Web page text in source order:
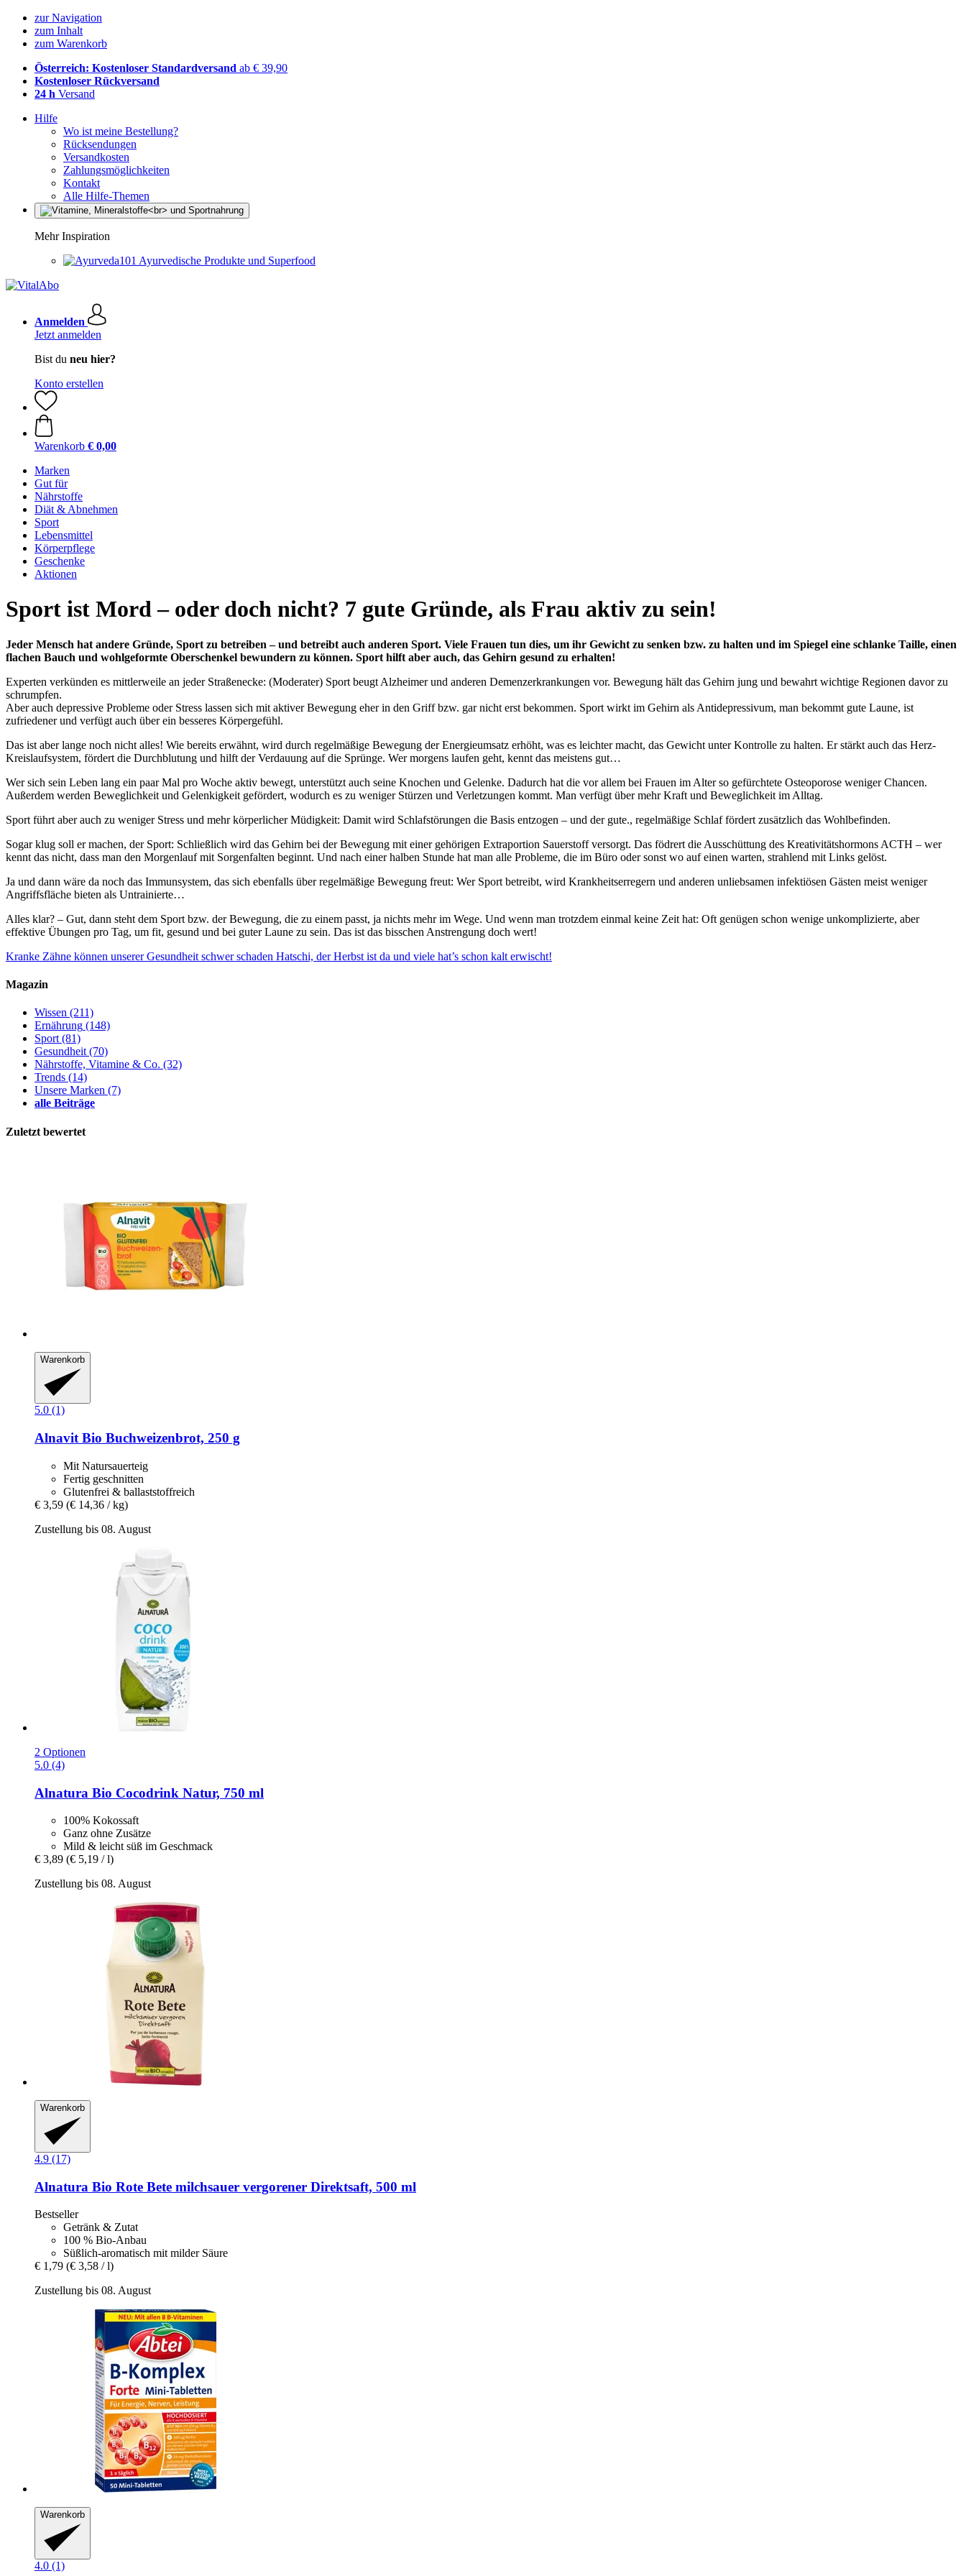
zur Navigation
zum Inhalt
zum Warenkorb
Österreich: Kostenloser Standardversand ab € 39,90
Kostenloser Rückversand
24 h Versand
Hilfe
Wo ist meine Bestellung?
Rücksendungen
Versandkosten
Zahlungsmöglichkeiten
Kontakt
Alle Hilfe-Themen
Mehr Inspiration
Ayurvedische Produkte und Superfood
Anmelden
Jetzt anmelden
Bist du neu hier?
Konto erstellen
Warenkorb € 0,00
Marken
Gut für
Nährstoffe
Diät & Abnehmen
Sport
Lebensmittel
Körperpflege
Geschenke
Aktionen
Sport ist Mord – oder doch nicht? 7 gute Gründe, als Frau aktiv zu sein!
Jeder Mensch hat andere Gründe, Sport zu betreiben – und betreibt auch anderen Sport. Viele Frauen tun dies, um ihr Gewicht zu senken bzw. zu halten und im Spiegel eine schlanke Taille, einen
flachen Bauch und wohlgeformte Oberschenkel bewundern zu können. Sport hilft aber auch, das Gehirn gesund zu erhalten!
Experten verkünden es mittlerweile an jeder Straßenecke: (Moderater) Sport beugt Alzheimer und anderen Demenzerkrankungen vor. Bewegung hält das Gehirn jung und bewahrt wichtige Regionen davor zu
schrumpfen.
Aber auch depressive Probleme oder Stress lassen sich mit aktiver Bewegung eher in den Griff bzw. gar nicht erst bekommen. Sport wirkt im Gehirn als Antidepressivum, man bekommt gute Laune, ist
zufriedener und verfügt auch über ein besseres Körpergefühl.
Das ist aber lange noch nicht alles! Wie bereits erwähnt, wird durch regelmäßige Bewegung der Energieumsatz erhöht, was es leichter macht, das Gewicht unter Kontrolle zu halten. Er stärkt auch das Herz-
Kreislaufsystem, fördert die Durchblutung und hilft der Verdauung auf die Sprünge. Wer morgens laufen geht, kennt das meistens gut…
Wer sich sein Leben lang ein paar Mal pro Woche aktiv bewegt, unterstützt auch seine Knochen und Gelenke. Dadurch hat die vor allem bei Frauen im Alter so gefürchtete Osteoporose weniger Chancen.
Außerdem werden Beweglichkeit und Gelenkigkeit gefördert, wodurch es zu weniger Stürzen und Verletzungen kommt. Man verfügt über mehr Kraft und Beweglichkeit im Alltag.
Sport führt aber auch zu weniger Stress und mehr körperlicher Müdigkeit: Damit wird Schlafstörungen die Basis entzogen – und der gute., regelmäßige Schlaf fördert zusätzlich das Wohlbefinden.
Sogar klug soll er machen, der Sport: Schließlich wird das Gehirn bei der Bewegung mit einer gehörigen Extraportion Sauerstoff versorgt. Das födrert die Ausschüttung des Kreativitätshormons ACTH – wer
kennt das nicht, dass man den Morgenlauf mit Sorgenfalten beginnt. Und nach einer halben Stunde hat man alle Probleme, die im Büro oder sonst wo auf einen warten, strahlend mit Links gelöst.
Ja und dann wäre da noch das Immunsystem, das sich ebenfalls über regelmäßige Bewegung freut: Wer Sport betreibt, wird Krankheitserregern und anderen unliebsamen infektiösen Gästen meist weniger
Angriffsfläche bieten als Untrainierte…
Alles klar? – Gut, dann steht dem Sport bzw. der Bewegung, die zu einem passt, ja nichts mehr im Wege. Und wenn man trotzdem einmal keine Zeit hat: Oft genügen schon wenige unkomplizierte, aber
effektive Übungen pro Tag, um fit, gesund und bei guter Laune zu sein. Das ist das bisschen Anstrengung doch wert!
Kranke Zähne können unserer Gesundheit schwer schaden Hatschi, der Herbst ist da und viele hat’s schon kalt erwischt!
Magazin
Wissen (211)
Ernährung (148)
Sport(81)
Gesundheit(70)
Nährstoffe, Vitamine & Co. (32)
Trends (14)
Unsere Marken (7)
alle Beiträge
Zuletzt bewertet
Warenkorb
5.0 (1)
Alnavit Bio Buchweizenbrot, 250 g
Mit Natursauerteig
Fertig geschnitten
Glutenfrei & ballaststoffreich
€ 3,59 (€ 14,36 / kg)
Zustellung bis 08. August
2 Optionen
5.0 (4)
Alnatura Bio Cocodrink Natur, 750 ml
100% Kokossaft
Ganz ohne Zusätze
Mild & leicht süß im Geschmack
€ 3,89 (€ 5,19 / l)
Zustellung bis 08. August
Warenkorb
4.9 (17)
Alnatura Bio Rote Bete milchsauer vergorener Direktsaft, 500 ml
Bestseller
Getränk & Zutat
100 % Bio-Anbau
Süßlich-aromatisch mit milder Säure
€ 1,79 (€ 3,58 / l)
Zustellung bis 08. August
Warenkorb
4.0 (1)